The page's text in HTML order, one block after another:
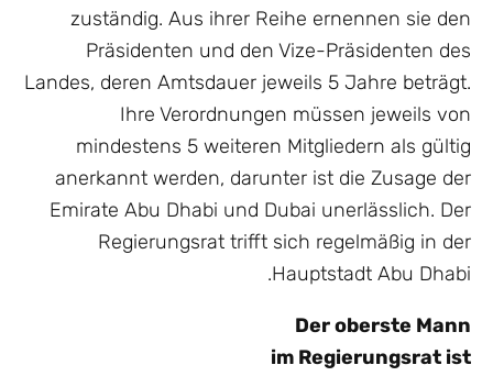
zuständig. Aus ihrer Reihe ernennen sie den
Präsidenten und den Vize-Präsidenten des
Landes, deren Amtsdauer jeweils 5 Jahre beträgt.
Ihre Verordnungen müssen jeweils von
mindestens 5 weiteren Mitgliedern als gültig
anerkannt werden, darunter ist die Zusage der
Emirate Abu Dhabi und Dubai unerlässlich. Der
Regierungsrat trifft sich regelmäßig in der
Hauptstadt Abu Dhabi.
Der oberste Mann
im Regierungsrat ist